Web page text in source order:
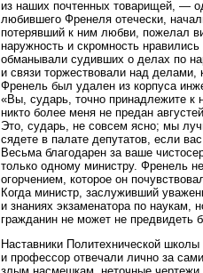
из наших почтенных товарищей, —
любившего Френеля отечески,
потерявший к ним любви, пожелал
наружность и скромность
обманывали судивших о делах по
и связи торжествовали над
Френель был удален из корпуса
«Вы, сударь, точно принадлежите
никто более меня не предан
Это, сударь, не совсем ясно; мы
сядете в палате депутатов, если
Весьма благодарен за ваше
только одному министру. Френель
огорчением, которое он
Когда министр, заслуживший
и знаниях экзаменатора по наукам,
гражданин не может не предвидеть
Наставники Политехнической
и профессор отвечали лично за